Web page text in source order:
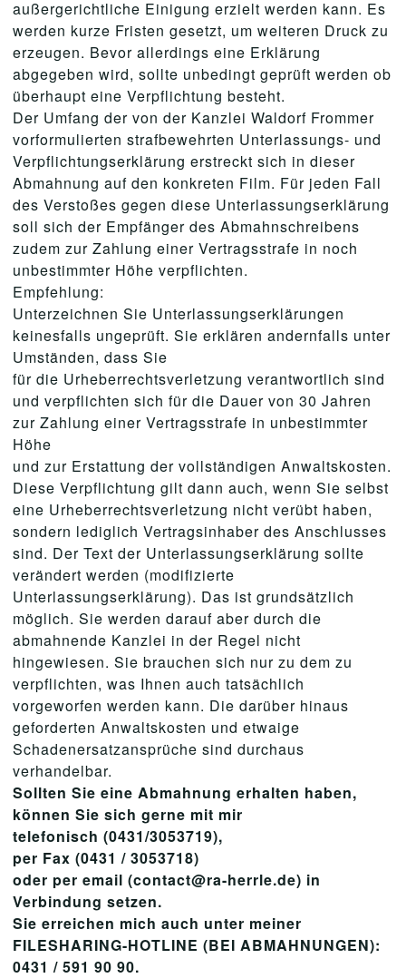
außergerichtliche Einigung erzielt werden kann. Es
werden kurze Fristen gesetzt, um weiteren Druck zu
erzeugen. Bevor allerdings eine Erklärung
abgegeben wird, sollte unbedingt geprüft werden ob
überhaupt eine Verpflichtung besteht.
Der Umfang der von der Kanzlei Waldorf Frommer
vorformulierten strafbewehrten Unterlassungs- und
Verpflichtungserklärung erstreckt sich in dieser
Abmahnung auf den konkreten Film. Für jeden Fall
des Verstoßes gegen diese Unterlassungserklärung
soll sich der Empfänger des Abmahnschreibens
zudem zur Zahlung einer Vertragsstrafe in noch
unbestimmter Höhe verpflichten.
Empfehlung:
Unterzeichnen Sie Unterlassungserklärungen
keinesfalls ungeprüft. Sie erklären andernfalls unter
Umständen, dass Sie
für die Urheberrechtsverletzung verantwortlich sind
und verpflichten sich für die Dauer von 30 Jahren
zur Zahlung einer Vertragsstrafe in unbestimmter
Höhe
und zur Erstattung der vollständigen Anwaltskosten.
Diese Verpflichtung gilt dann auch, wenn Sie selbst
eine Urheberrechtsverletzung nicht verübt haben,
sondern lediglich Vertragsinhaber des Anschlusses
sind. Der Text der Unterlassungserklärung sollte
verändert werden (modifizierte
Unterlassungserklärung). Das ist grundsätzlich
möglich. Sie werden darauf aber durch die
abmahnende Kanzlei in der Regel nicht
hingewiesen. Sie brauchen sich nur zu dem zu
verpflichten, was Ihnen auch tatsächlich
vorgeworfen werden kann. Die darüber hinaus
geforderten Anwaltskosten und etwaige
Schadenersatzansprüche sind durchaus
verhandelbar.
Sollten Sie eine Abmahnung erhalten haben,
können Sie sich gerne mit mir
telefonisch (0431/3053719),
per Fax (0431 / 3053718)
oder per email (contact@ra-herrle.de) in
Verbindung setzen.
Sie erreichen mich auch unter meiner
FILESHARING-HOTLINE (BEI ABMAHNUNGEN):
0431 / 591 90 90.